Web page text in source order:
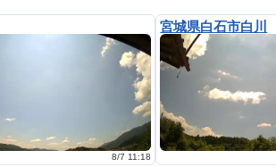
8/7 11:18
宮城県白石市白川